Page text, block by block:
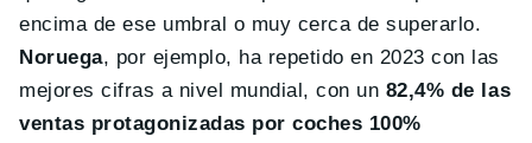
encima de ese umbral o muy cerca de superarlo.
Noruega, por ejemplo, ha repetido en 2023 con las
mejores cifras a nivel mundial, con un 82,4% de las
ventas protagonizadas por coches 100%